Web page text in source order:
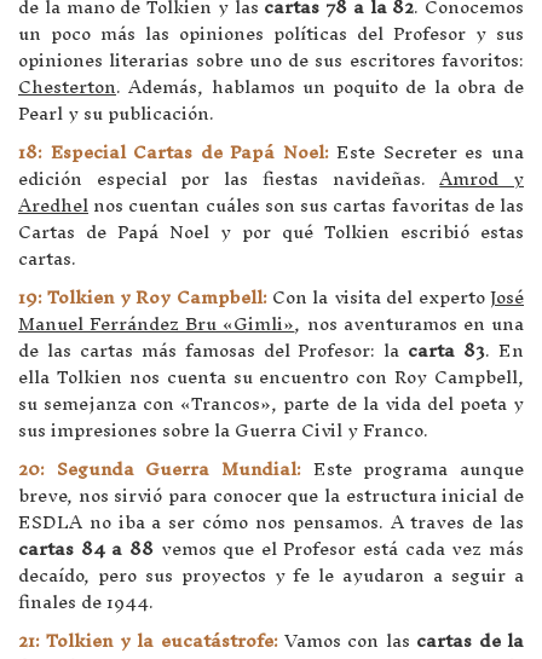
un poco más las opiniones políticas del Profesor y sus
opiniones literarias sobre uno de sus escritores favoritos:
Chesterton. Además, hablamos un poquito de la obra de
Pearl y su publicación.
18: Especial Cartas de Papá Noel:Este Secreter es una
edición especial por las fiestas navideñas.Amrod y
Aredhelnos cuentan cuáles son sus cartas favoritas de las
Cartas de Papá Noel y por qué Tolkien escribió estas
cartas.
19: Tolkien y Roy Campbell:Con la visita del expertoJosé
Manuel Ferrández Bru «Gimli», nos aventuramos en una
de las cartas más famosas del Profesor: la carta 83. En
ella Tolkien nos cuenta su encuentro con Roy Campbell,
su semejanza con «Trancos», parte de la vida del poeta y
sus impresiones sobre la Guerra Civil y Franco.
20: Segunda Guerra Mundial: Este programa aunque
breve, nos sirvió para conocer que la estructura inicial de
ESDLA no iba a ser cómo nos pensamos. A traves de las
cartas 84 a 88vemos que el Profesor está cada vez más
decaído, pero sus proyectos y fe le ayudaron a seguir a
finales de 1944.
21: Tolkien y la eucatástrofe:Vamos con las cartas de la